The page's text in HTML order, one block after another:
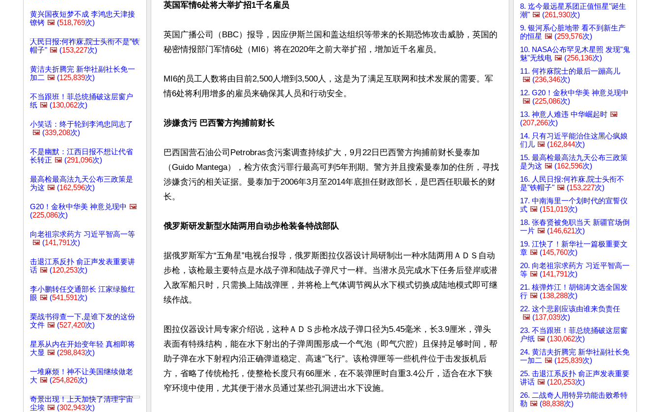
黄兴国夜短梦不成 李鸿忠天津接
镣铐 🖼️ (518,769次)
人民日报:何祚庥,院士头衔不是"铁
帽子" 🖼️ (153,227次)
黄洁夫折腾完 新华社副社长免一
加二 🖼️ (125,839次)
不当跟班！菲总统捅破这层窗户
纸 🖼️ (130,062次)
小笑话：终于轮到李鸿忠同志了
🖼️ (339,208次)
不是幽默：江西日报不想让代省
长转正 🖼️ (291,096次)
最高检最高法九天公布三政策是
为这 🖼️ (162,596次)
G20！金秋中华美 神意兑现中 🖼️
(225,086次)
向老祖宗求药方 习近平智高一等
🖼️ (141,791次)
击退江系反扑 俞正声发表重要讲
话 🖼️ (120,253次)
李小鹏转任交通部长 江家绿脸红
眼 🖼️ (541,591次)
栗战书得查一下,是谁下发的这份
文件 🖼️ (527,420次)
星系从内在开始变年轻 真相即将
大显 🖼️ (298,843次)
一堆麻烦！神不让美国继续做老
大 🖼️ (254,826次)
奇景出现！上天加快了清理宇宙
尘埃 🖼️ (302,943次)
英国军情6处将大举扩招1千名雇员
英国广播公司（BBC）报导，因应伊斯兰国和盖达组织等带来的长期恐怖攻击威胁，英国的
秘密情报部门军情6处（MI6）将在2020年之前大举扩招，增加近千名雇员。
MI6的员工人数将由目前2,500人增到3,500人，这是为了满足互联网和技术发展的需要。军
情6处将利用增多的雇员来确保其人员和行动安全。
涉嫌贪污 巴西警方拘捕前财长
巴西国营石油公司Petrobras贪污案调查持续扩大，9月22日巴西警方拘捕前财长曼泰加
（Guido Mantega），检方依贪污罪行最高可判5年刑期。警方并且搜索曼泰加的住所，寻找
涉嫌贪污的相关证据。曼泰加于2006年3月至2014年底担任财政部长，是巴西任职最长的财
长。
俄罗斯研发新型水陆两用自动步枪装备特战部队
据俄罗斯军方“五角星”电视台报导，俄罗斯图拉仪器设计局研制出一种水陆两用ＡＤＳ自动
步枪，该枪最主要特点是水战子弹和陆战子弹尺寸一样。当潜水员完成水下任务后登岸或潜
入敌军船只时，只需换上陆战弹匣，并将枪上气体调节阀从水下模式切换成陆地模式即可继
续作战。
图拉仪器设计局专家介绍说，这种ＡＤＳ步枪水战子弹口径为5.45毫米，长3.9厘米，弹头
表面有特殊结构，能在水下射出的子弹周围形成一个气泡（即气穴腔）且保持足够时间，帮
助子弹在水下射程内沿正确弹道稳定、高速“飞行”。该枪弹匣等一些机件位于击发扳机后
方，省略了传统枪托，使整枪长度只有66厘米，在不装弹匣时自重3.4公斤，适合在水下狭
窄环境中使用，尤其便于潜水员通过某些孔洞进出水下设施。
8. 迄今最远星系团正值恒星"诞生
潮" 🖼️ (261,930次)
9. 银河系心脏地带 看不到新生产
的恒星 🖼️ (259,576次)
10. NASA公布罕见木星照 发现"鬼
魅"无线电 🖼️ (256,136次)
11. 何祚庥院士的最后一蹦高儿
🖼️ (236,346次)
12. G20！金秋中华美 神意兑现中
🖼️ (225,086次)
13. 神意人难违 中华崛起时 🖼️
(207,266次)
14. 只有习近平能治住这黑心疯娘
们儿 🖼️ (162,844次)
15. 最高检最高法九天公布三政策
是为这 🖼️ (162,596次)
16. 人民日报:何祚庥,院士头衔不
是"铁帽子" 🖼️ (153,227次)
17. 中南海里一个划时代的宣誓仪
式 🖼️ (151,019次)
18. 张春贤被免职当天 新疆官场倒
一片 🖼️ (146,621次)
19. 江快了！新华社一篇极重要文
章 🖼️ (145,760次)
20. 向老祖宗求药方 习近平智高一
等 🖼️ (141,791次)
21. 核弹炸江！胡锦涛文选全国发
行 🖼️ (138,288次)
22. 这个悲剧应该由谁来负责任
🖼️ (137,039次)
23. 不当跟班！菲总统捅破这层窗
户纸 🖼️ (130,062次)
24. 黄洁夫折腾完 新华社副社长免
一加二 🖼️ (125,839次)
25. 击退江系反扑 俞正声发表重要
讲话 🖼️ (120,253次)
26. 二战奇人用特异功能击败希特
勒 🖼️ (88,838次)